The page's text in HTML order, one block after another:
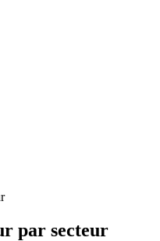
par secteur